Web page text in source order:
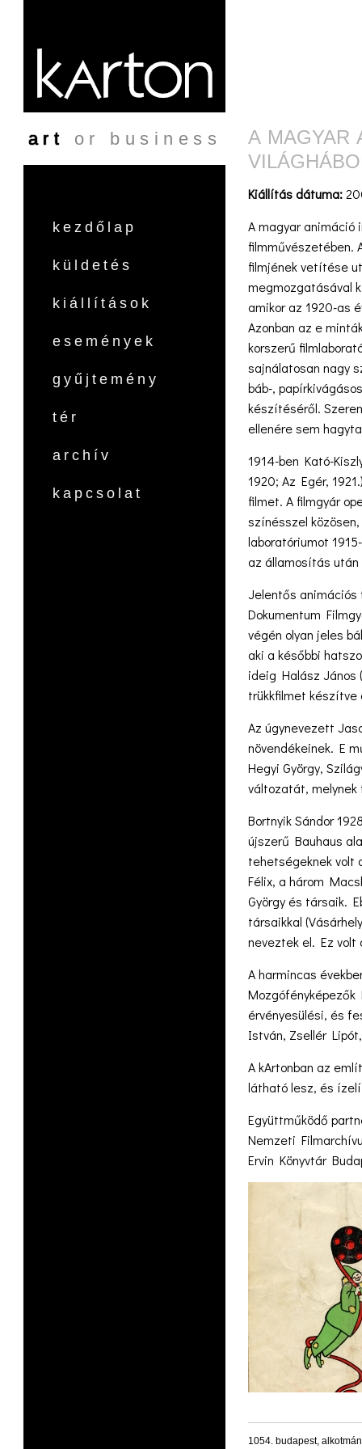
art or business
kezdőlap
küldetés
kiállítások
események
gyűjtemény
tér
archív
kapcsolat
A MAGYAR
Kiállítás dátuma:
A magyar animáció
filmművészetében.
filmjének vetítése
megmozgatásával
amikor az 1920-as
Azonban az e
korszerű
sajnálatosan nagy
báb-,
készítéséről.
ellenére sem
1914-ben Kató-
1920; Az Egér,
filmet. A filmgyár
színésszel
laboratóriumot
az államosítás után
Jelentős animációs
Dokumentum
végén olyan jeles
aki a későbbi
ideig Halász
trükkfilmet készítve
Az úgynevezett
növendékeinek. E
Hegyi György,
változatát,
Bortnyik Sándor
újszerű Bauhaus
tehetségeknek volt
Félix, a három
György és társaik.
társaikkal
neveztek el. Ez
A harmincas
érvényesülési, és
István, Zsellér
A kArtonban az
látható lesz, és
Együttműködő
Nemzeti
Ervin Könyvtár
1054. budapest,